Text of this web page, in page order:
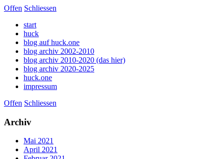
Offen Schliessen
start
huck
blog auf huck.one
blog archiv 2002-2010
blog archiv 2010-2020 (das hier)
blog archiv 2020-2025
huck.one
impressum
Offen Schliessen
Archiv
Mai 2021
April 2021